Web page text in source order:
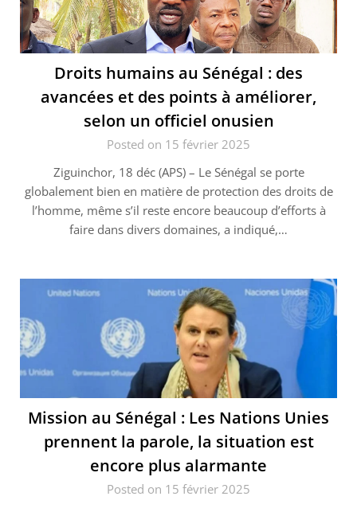
Droits humains au Sénégal : des
avancées et des points à améliorer,
selon un officiel onusien
Posted on 15 février 2025
Ziguinchor, 18 déc (APS) – Le Sénégal se porte
globalement bien en matière de protection des droits de
l’homme, même s’il reste encore beaucoup d’efforts à
faire dans divers domaines, a indiqué,…
Mission au Sénégal : Les Nations Unies
prennent la parole, la situation est
encore plus alarmante
Posted on 15 février 2025